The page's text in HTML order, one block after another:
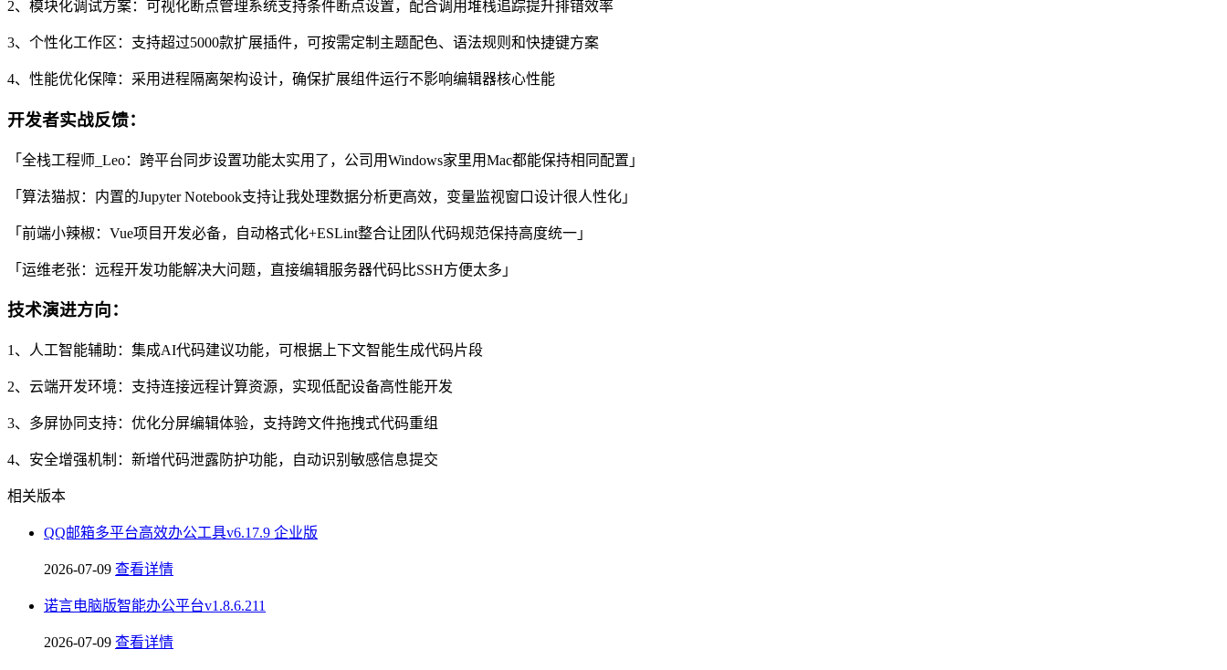
2、模块化调试方案：可视化断点管理系统支持条件断点设置，配合调用堆栈追踪提升排错效率
3、个性化工作区：支持超过5000款扩展插件，可按需定制主题配色、语法规则和快捷键方案
4、性能优化保障：采用进程隔离架构设计，确保扩展组件运行不影响编辑器核心性能
开发者实战反馈：
「全栈工程师_Leo：跨平台同步设置功能太实用了，公司用Windows家里用Mac都能保持相同配置」
「算法猫叔：内置的Jupyter Notebook支持让我处理数据分析更高效，变量监视窗口设计很人性化」
「前端小辣椒：Vue项目开发必备，自动格式化+ESLint整合让团队代码规范保持高度统一」
「运维老张：远程开发功能解决大问题，直接编辑服务器代码比SSH方便太多」
技术演进方向：
1、人工智能辅助：集成AI代码建议功能，可根据上下文智能生成代码片段
2、云端开发环境：支持连接远程计算资源，实现低配设备高性能开发
3、多屏协同支持：优化分屏编辑体验，支持跨文件拖拽式代码重组
4、安全增强机制：新增代码泄露防护功能，自动识别敏感信息提交
相关版本
QQ邮箱多平台高效办公工具v6.17.9 企业版
2026-07-09 查看详情
诺言电脑版智能办公平台v1.8.6.211
2026-07-09 查看详情